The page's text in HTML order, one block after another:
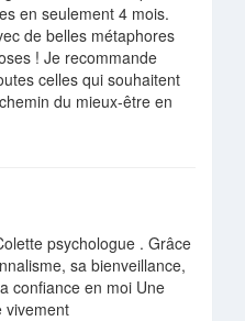
en seulement 4 mois.
de belles métaphores
! Je recommande
celles qui souhaitent
du mieux-être en
psychologue . Grâce
sa bienveillance,
confiance en moi Une
vivement